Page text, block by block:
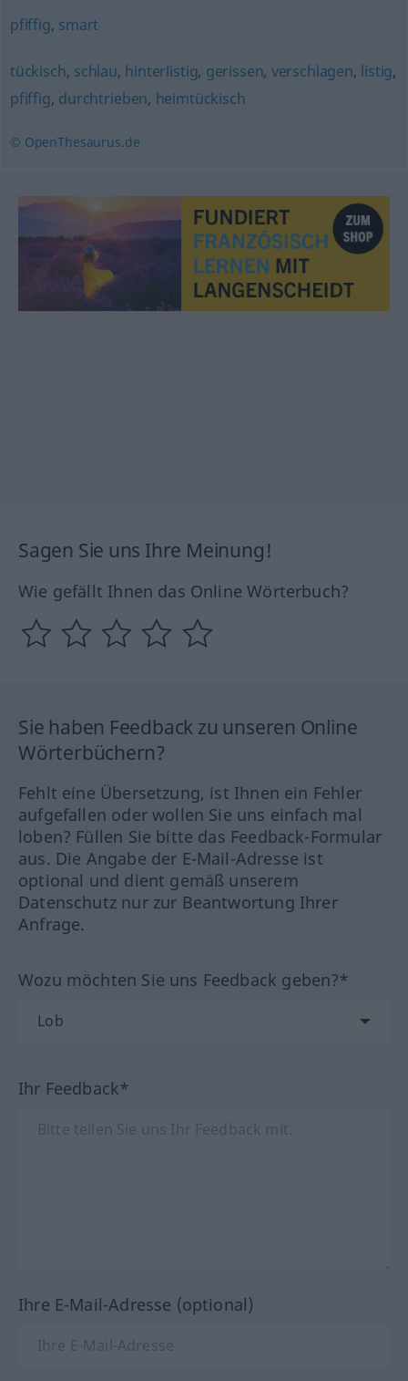
pfiffig, smart
tückisch, schlau, hinterlistig, gerissen, verschlagen, listig,
pfiffig, durchtrieben, heimtückisch
© OpenThesaurus.de
Sagen Sie uns Ihre Meinung!
Wie gefällt Ihnen das Online Wörterbuch?
Sie haben Feedback zu unseren Online
Wörterbüchern?
Fehlt eine Übersetzung, ist Ihnen ein Fehler
aufgefallen oder wollen Sie uns einfach mal
loben? Füllen Sie bitte das Feedback-Formular
aus. Die Angabe der E-Mail-Adresse ist
optional und dient gemäß unserem
Datenschutz nur zur Beantwortung Ihrer
Anfrage.
Wozu möchten Sie uns Feedback geben?*
Ihr Feedback*
Ihre E-Mail-Adresse (optional)